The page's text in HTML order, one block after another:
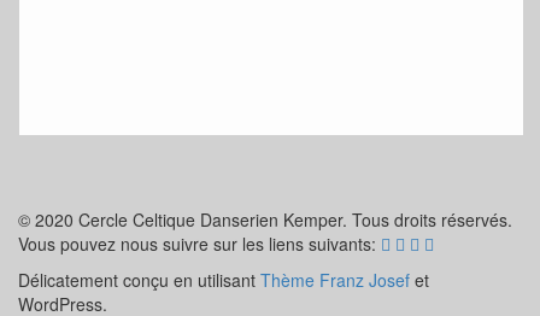
© 2020 Cercle Celtique Danserien Kemper. Tous droits réservés.
Vous pouvez nous suivre sur les liens suivants:
Délicatement conçu en utilisant Thème Franz Josef et
WordPress.